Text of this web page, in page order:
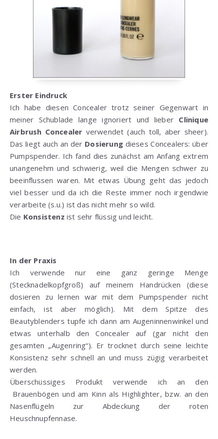
Erster Eindruck
Ich habe diesen Concealer trotz seiner Gegenwart in
meiner Schublade lange ignoriert und lieber Clinique
Airbrush Concealer verwendet (auch toll, aber sheer).
Das liegt auch an der Dosierung dieses Concealers: über
Pumpspender. Ich fand dies zunächst am Anfang extrem
unangenehm und schwierig, weil die Mengen schwer zu
beeinflussen waren. Mit etwas Übung geht das jedoch
viel besser und da ich die Reste immer noch irgendwie
verarbeite (s.u.) ist das nicht mehr so wild.
Die Konsistenz ist sehr flüssig und leicht.
In der Praxis
Ich verwende nur eine ganz geringe Menge
(Stecknadelkopfgroß) auf meinem Handrücken (diese
dosieren zu lernen war mit dem Pumpspender nicht
einfach, ist aber möglich). Mit dem Spitze des
Beautyblenders tupfe ich dann am Augeninnenwinkel und
etwas unterhalb den Concealer auf (gar nicht den
gesamten „Augenring“). Er trocknet durch seine leichte
Konsistenz sehr schnell an und muss zügig verarbeitet
werden.
Überschüssiges Produkt verwende ich an den
Brauenbögen und am Kinn als Highlighter, bzw. an den
Nasenflügeln zur Abdeckung der roten
Heuschnupfennase.